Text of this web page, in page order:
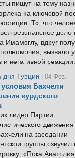
пишут на тему
на ключевой
То, что
резонансное дело
Имамоглу, вдруг
вызвало
и негативной
дня Турции
| 04 Фев.
Бахчели
курдского
лидер Партии
на заседании
группы озвучил
«Пока